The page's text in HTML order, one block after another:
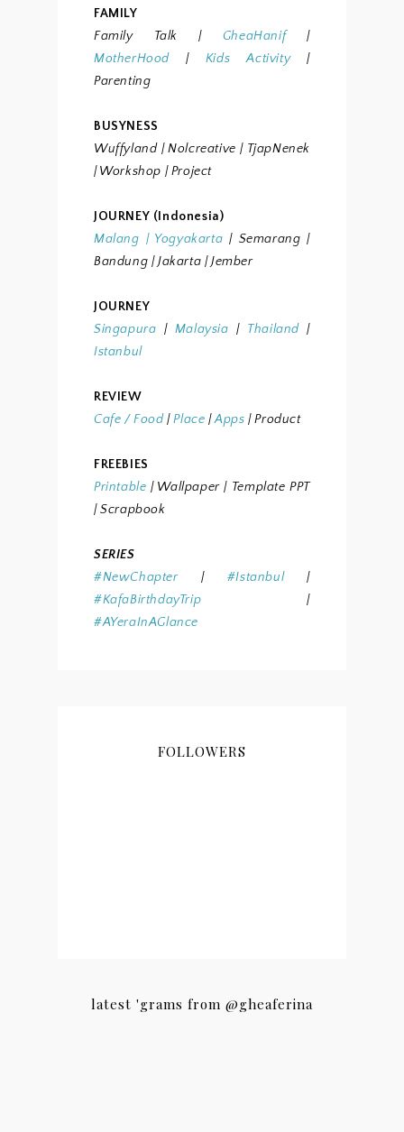
FAMILY
Family Talk | GheaHanif|
MotherHood | Kids Activity|
Parenting
BUSYNESS
Wuffyland | Nolcreative | TjapNenek
| Workshop | Project
JOURNEY (Indonesia)
Malang |Yogyakarta | Semarang |
Bandung | Jakarta | Jember
JOURNEY
Singapura | Malaysia | Thailand |
Istanbul
REVIEW
Cafe / Food |Place |Apps | Product
FREEBIES
Printable | Wallpaper| Template PPT
| Scrapbook
SERIES
#NewChapter| #Istanbul
|
#KafaBirthdayTrip
|
#AYeraInAGlance
FOLLOWERS
latest 'grams from @gheaferina